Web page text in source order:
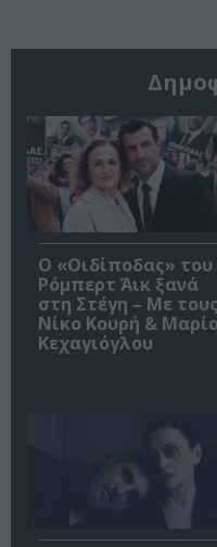
O «Οιδίποδας» του
Ρόμπερτ Άικ ξανά
στη Στέγη – Με τους
Νίκο Κουρή &
Κεχαγιόγλου